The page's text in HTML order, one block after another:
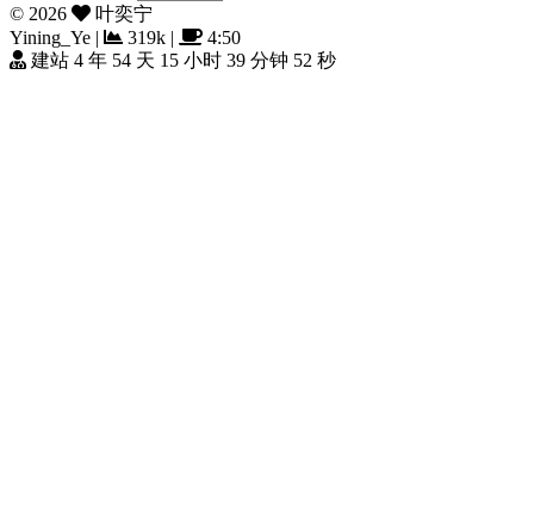
© 2026
叶奕宁
Yining_Ye | 319k |
4:50
建站 4 年 54 天 15 小时 39 分钟 53 秒